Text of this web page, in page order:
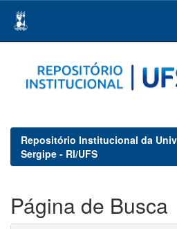
navigation
Repositório Institucional da
Sergipe - RI/UFS
Página de Busca